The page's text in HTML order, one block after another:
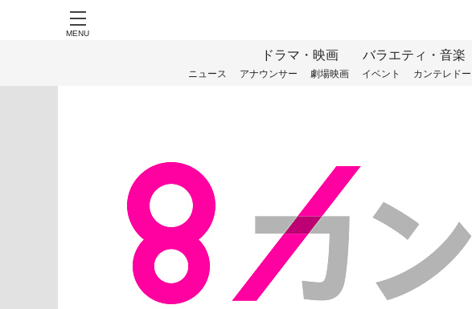
MENU
ドラマ・映画 バラエティ・音楽
ニュース アナウンサー 劇場映画 イベント カンテレド